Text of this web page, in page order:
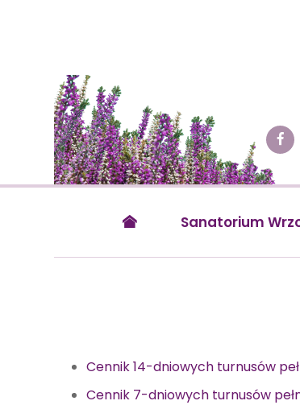
 Sanatorium
Cennik 14-dniowych turnusów
Cennik 7-dniowych turnusów